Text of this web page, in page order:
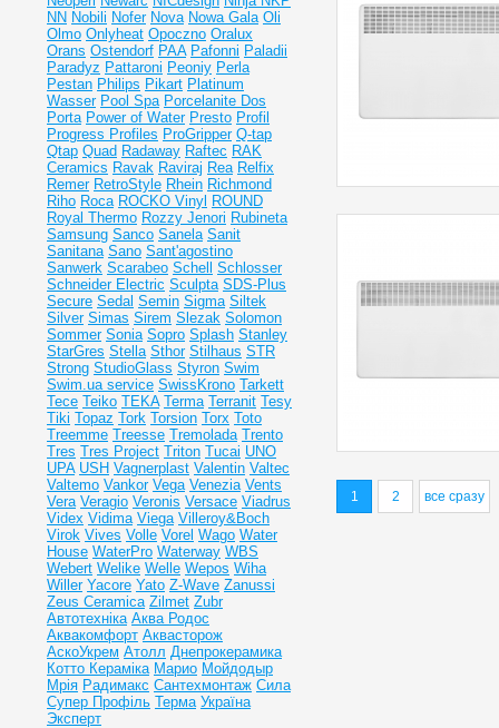
1 2 все сразу
NN Nobili Nofer Nova Nowa Gala Oli
Olmo Onlyheat Opoczno Oralux
Orans Ostendorf PAA Pafonni Paladii
Paradyz Pattaroni Peoniy Perla
Pestan Philips Pikart Platinum
Wasser Pool Spa Porcelanite Dos
Porta Power of Water Presto Profil
Progress Profiles ProGripper Q-tap
Qtap Quad Radaway Raftec RAK
Ceramics Ravak Raviraj Rea Relfix
Remer RetroStyle Rhein Richmond
Riho Roca ROCKO Vinyl ROUND
Royal Thermo Rozzy Jenori Rubineta
Samsung Sanco Sanela Sanit
Sanitana Sano Sant'agostino
Sanwerk Scarabeo Schell
Schlosser
Schneider Electric Sculpta SDS-Plus
Secure Sedal Semin Sigma Siltek
Silver Simas Sirem Slezak Solomon
Sommer Sonia Sopro Splash Stanley
StarGres Stella Sthor Stilhaus STR
Strong StudioGlass Styron Swim
Swim.ua service SwissKrono Tarkett
Tece Teiko TEKA Terma Terranit Tesy
Tiki Topaz Tork Torsion Torx Toto
Treemme Treesse Tremolada Trento
Tres Tres Project Triton Tucai UNO
UPA USH Vagnerplast Valentin Valtec
Valtemo Vankor Vega Venezia Vents
Vera Veragio Veronis Versace Viadrus
Videx Vidima Viega Villeroy&Boch
Virok Vives Volle Vorel Wago Water
House WaterPro Waterway WBS
Webert Welike Welle Wepos Wiha
Willer Yacore Yato Z-Wave Zanussi
Zeus Ceramica Zilmet Zubr
Автотехніка Аква Родос
Аквакомфорт Аквасторож
АскоУкрем Атолл Днепрокерамика
Котто Кераміка Марио Мойдодыр
Мрія Радимакс Сантехмонтаж Сила
Супер Профіль Терма Україна
Эксперт